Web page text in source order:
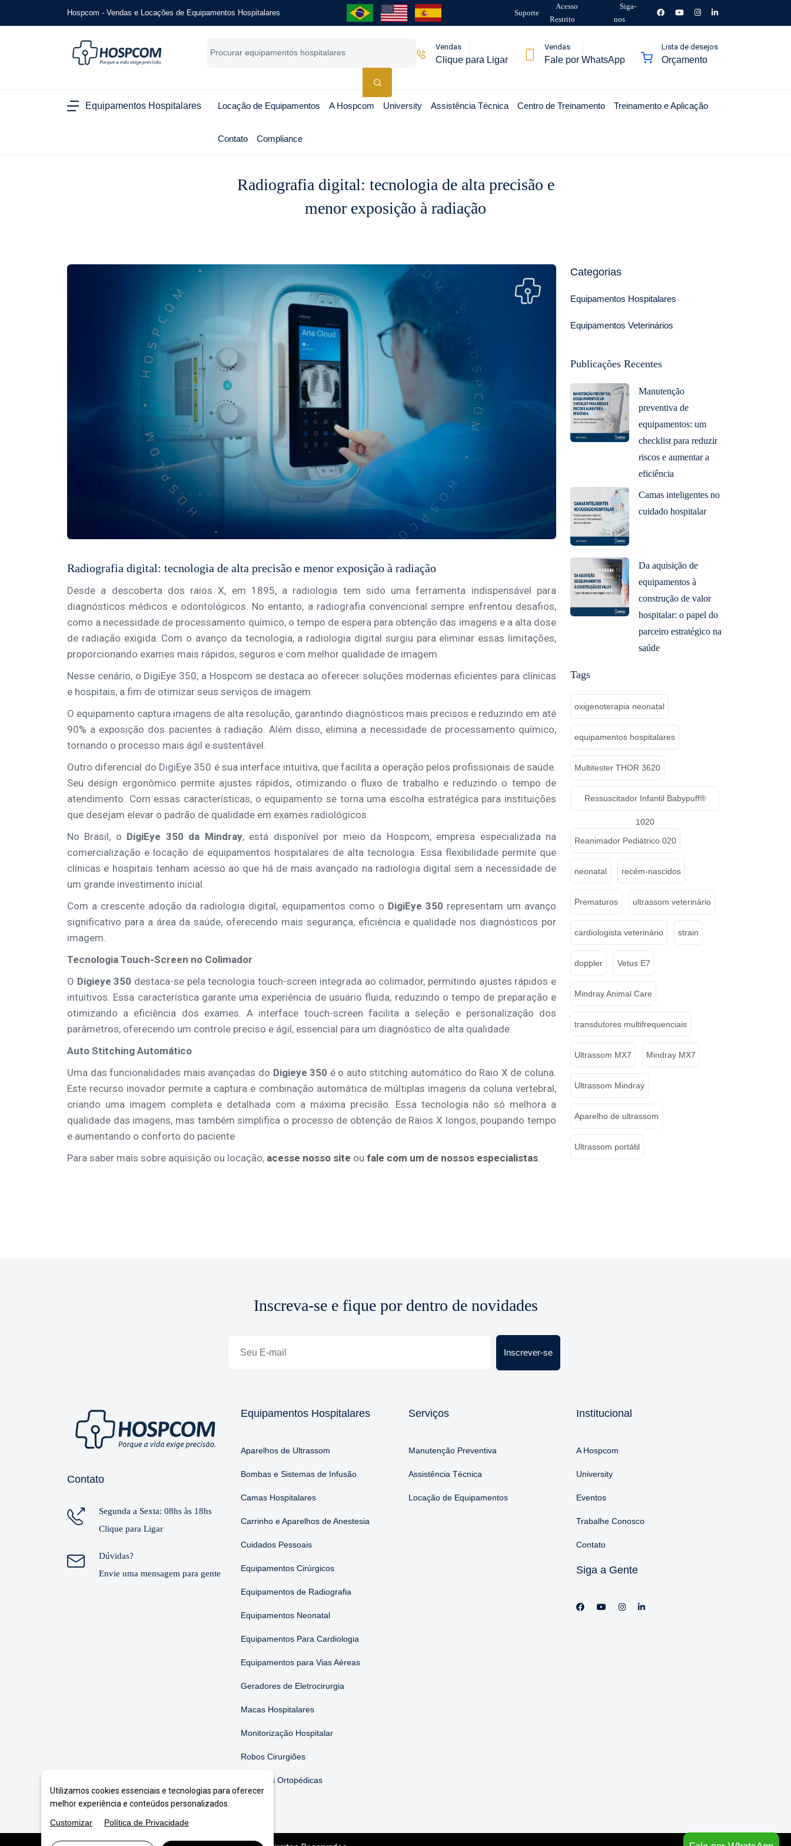
Hospcom - Vendas e Locações de Equipamentos Hospitalares Suporte
Acesso
Restrito
Siga-
nos
Vendas
Clique para Ligar
Vendas
Fale por WhatsApp
Lista de desejos
Orçamento
Equipamentos Hospitalares Locação de Equipamentos A Hospcom University Assistência Técnica Centro de Treinamento Treinamento e Aplicação
Contato Compliance
Radiografia digital: tecnologia de alta precisão e
menor exposição à radiação
Radiografia digital: tecnologia de alta precisão e menor exposição à radiação
Desde a descoberta dos raios X, em 1895, a radiologia tem sido uma ferramenta indispensável para
diagnósticos médicos e odontológicos. No entanto, a radiografia convencional sempre enfrentou desafios,
como a necessidade de processamento químico, o tempo de espera para obtenção das imagens e a alta dose
de radiação exigida. Com o avanço da tecnologia, a radiologia digital surgiu para eliminar essas limitações,
proporcionando exames mais rápidos, seguros e com melhor qualidade de imagem.
Nesse cenário, o DigiEye 350, a Hospcom se destaca ao oferecer soluções modernas eficientes para clínicas
e hospitais, a fim de otimizar seus serviços de imagem.
O equipamento captura imagens de alta resolução, garantindo diagnósticos mais precisos e reduzindo em até
90% a exposição dos pacientes à radiação. Além disso, elimina a necessidade de processamento químico,
tornando o processo mais ágil e sustentável.
Outro diferencial do DigiEye 350 é sua interface intuitiva, que facilita a operação pelos profissionais de saúde.
Seu design ergonômico permite ajustes rápidos, otimizando o fluxo de trabalho e reduzindo o tempo de
atendimento. Com essas características, o equipamento se torna uma escolha estratégica para instituições
que desejam elevar o padrão de qualidade em exames radiológicos.
No Brasil, o DigiEye 350 da Mindray, está disponível por meio da Hospcom, empresa especializada na
comercialização e locação de equipamentos hospitalares de alta tecnologia. Essa flexibilidade permite que
clínicas e hospitais tenham acesso ao que há de mais avançado na radiologia digital sem a necessidade de
um grande investimento inicial.
Com a crescente adoção da radiologia digital, equipamentos como o DigiEye 350 representam um avanço
significativo para a área da saúde, oferecendo mais segurança, eficiência e qualidade nos diagnósticos por
imagem.
Tecnologia Touch-Screen no Colimador
O Digieye 350 destaca-se pela tecnologia touch-screen integrada ao colimador, permitindo ajustes rápidos e
intuitivos. Essa característica garante uma experiência de usuário fluida, reduzindo o tempo de preparação e
otimizando a eficiência dos exames. A interface touch-screen facilita a seleção e personalização dos
parâmetros, oferecendo um controle preciso e ágil, essencial para um diagnóstico de alta qualidade.
Auto Stitching Automático
Uma das funcionalidades mais avançadas do Digieye 350 é o auto stitching automático do Raio X de coluna.
Este recurso inovador permite a captura e combinação automática de múltiplas imagens da coluna vertebral,
criando uma imagem completa e detalhada com a máxima precisão. Essa tecnologia não só melhora a
qualidade das imagens, mas também simplifica o processo de obtenção de Raios X longos, poupando tempo
e aumentando o conforto do paciente
Para saber mais sobre aquisição ou locação, acesse nosso site ou fale com um de nossos especialistas.
Categorias
Equipamentos Hospitalares
Equipamentos Veterinários
Publicações Recentes
Manutenção
preventiva de
equipamentos: um
checklist para reduzir
riscos e aumentar a
eficiência
Camas inteligentes no
cuidado hospitalar
Da aquisição de
equipamentos à
construção de valor
hospitalar: o papel do
parceiro estratégico na
saúde
Tags
oxigenoterapia neonatal
equipamentos hospitalares
Multitester THOR 3620
Ressuscitador Infantil Babypuff®
1020
Reanimador Pediátrico 020
neonatal recém-nascidos
Prematuros ultrassom veterinário
cardiologista veterinário strain
doppler Vetus E7
Mindray Animal Care
transdutores multifrequenciais
Ultrassom MX7 Mindray MX7
Ultrassom Mindray
Aparelho de ultrassom
Ultrassom portátil
Inscreva-se e fique por dentro de novidades
Inscrever-se
Contato
Segunda a Sexta: 08hs às 18hs
Clique para Ligar
Dúvidas?
Envie uma mensagem para gente
Equipamentos Hospitalares
Aparelhos de Ultrassom
Bombas e Sistemas de Infusão
Camas Hospitalares
Carrinho e Aparelhos de Anestesia
Cuidados Pessoais
Equipamentos Cirúrgicos
Equipamentos de Radiografia
Equipamentos Neonatal
Equipamentos Para Cardiologia
Equipamentos para Vias Aéreas
Geradores de Eletrocirurgia
Macas Hospitalares
Monitorização Hospitalar
Robos Cirurgiões
Soluções Ortopédicas
Serviços
Manutenção Preventiva
Assistência Técnica
Locação de Equipamentos
Institucional
A Hospcom
University
Eventos
Trabalhe Conosco
Contato
Siga a Gente
Utilizamos cookies essenciais e tecnologias para oferecer
melhor experiência e conteúdos personalizados.
Customizar
Política de Privacidade